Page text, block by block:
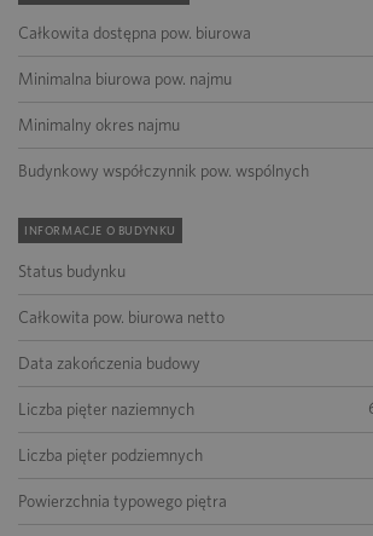
Całkowita dostępna pow. biurowa
Minimalna biurowa pow. najmu
Minimalny okres najmu
Budynkowy współczynnik pow. wspólnych
INFORMACJE O BUDYNKU
Status budynku
Całkowita pow. biurowa netto
Data zakończenia budowy
Liczba pięter naziemnych
Liczba pięter podziemnych
Powierzchnia typowego piętra